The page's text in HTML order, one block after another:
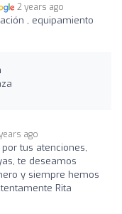
2 years ago
, equipamiento
ago
tus atenciones,
te deseamos
y siempre hemos
Rita